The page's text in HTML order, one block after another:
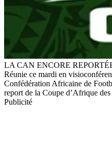
LA CAN ENCORE
Réunie ce mardi en
Confédération Africaine de
report de la Coupe d’Afrique
Publicité